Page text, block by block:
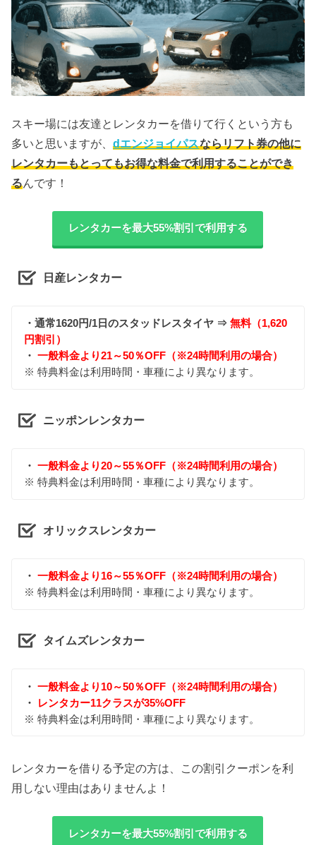
スキー場には友達とレンタカーを借りて行くという方も
多いと思いますが、dエンジョイパスならリフト券の他に
レンタカーもとってもお得な料金で利用することができ
るんです！
レンタカーを最大55%割引で利用する
日産レンタカー
・通常1620円/1日のスタッドレスタイヤ ⇒無料（1,620
円割引）
・一般料金より21～50％OFF（※24時間利用の場合）
※ 特典料金は利用時間・車種により異なります。
ニッポンレンタカー
・一般料金より20～55％OFF（※24時間利用の場合）
※ 特典料金は利用時間・車種により異なります。
オリックスレンタカー
・一般料金より16～55％OFF（※24時間利用の場合）
※ 特典料金は利用時間・車種により異なります。
タイムズレンタカー
・一般料金より10～50％OFF（※24時間利用の場合）
・
レンタカー11クラスが35%OFF
※ 特典料金は利用時間・車種により異なります。
レンタカーを借りる予定の方は、この割引クーポンを利
用しない理由はありませんよ！
レンタカーを最大55%割引で利用する